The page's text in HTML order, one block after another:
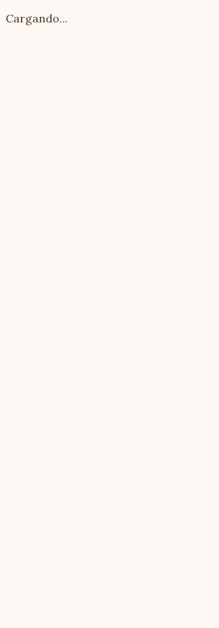
Cargando...